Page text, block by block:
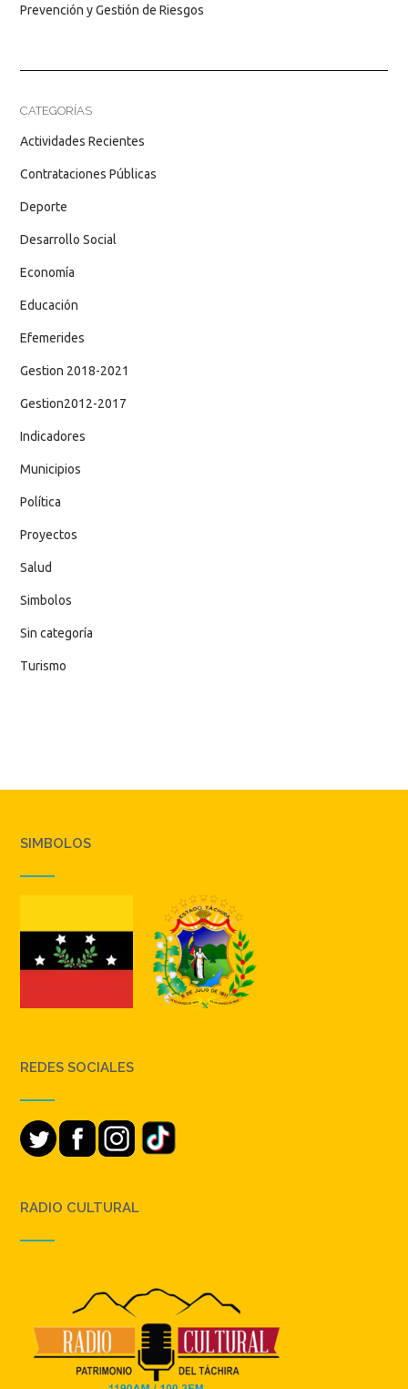
Prevención y Gestión de Riesgos
CATEGORÍAS
Actividades Recientes
Contrataciones Públicas
Deporte
Desarrollo Social
Economía
Educación
Efemerides
Gestion 2018-2021
Gestion2012-2017
Indicadores
Municipios
Política
Proyectos
Salud
Simbolos
Sin categoría
Turismo
SIMBOLOS
REDES SOCIALES
RADIO CULTURAL